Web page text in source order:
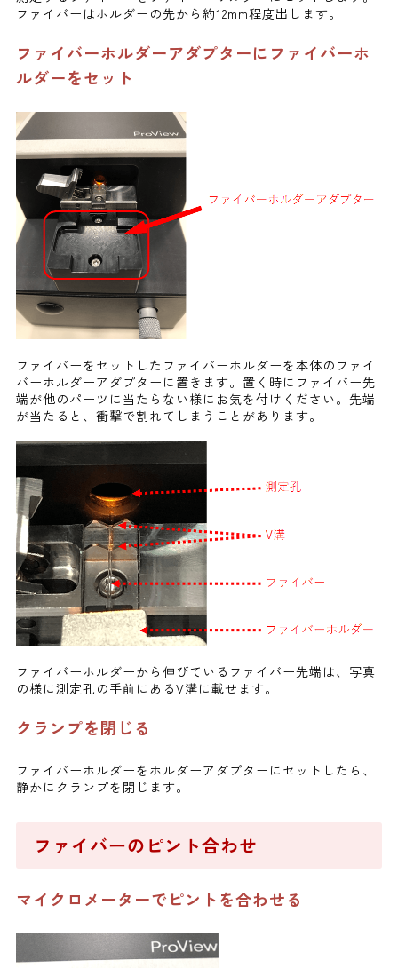
ファイバーはホルダーの先から約12mm程度出します。
ファイバーホルダーアダプターにファイバーホ
ルダーをセット
ファイバーをセットしたファイバーホルダーを本体のファイ
バーホルダーアダプターに置きます。置く時にファイバー先
端が他のパーツに当たらない様にお気を付けください。先端
が当たると、衝撃で割れてしまうことがあります。
ファイバーホルダーから伸びているファイバー先端は、写真
の様に測定孔の手前にあるV溝に載せます。
クランプを閉じる
ファイバーホルダーをホルダーアダプターにセットしたら、
静かにクランプを閉じます。
ファイバーのピント合わせ
マイクロメーターでピントを合わせる